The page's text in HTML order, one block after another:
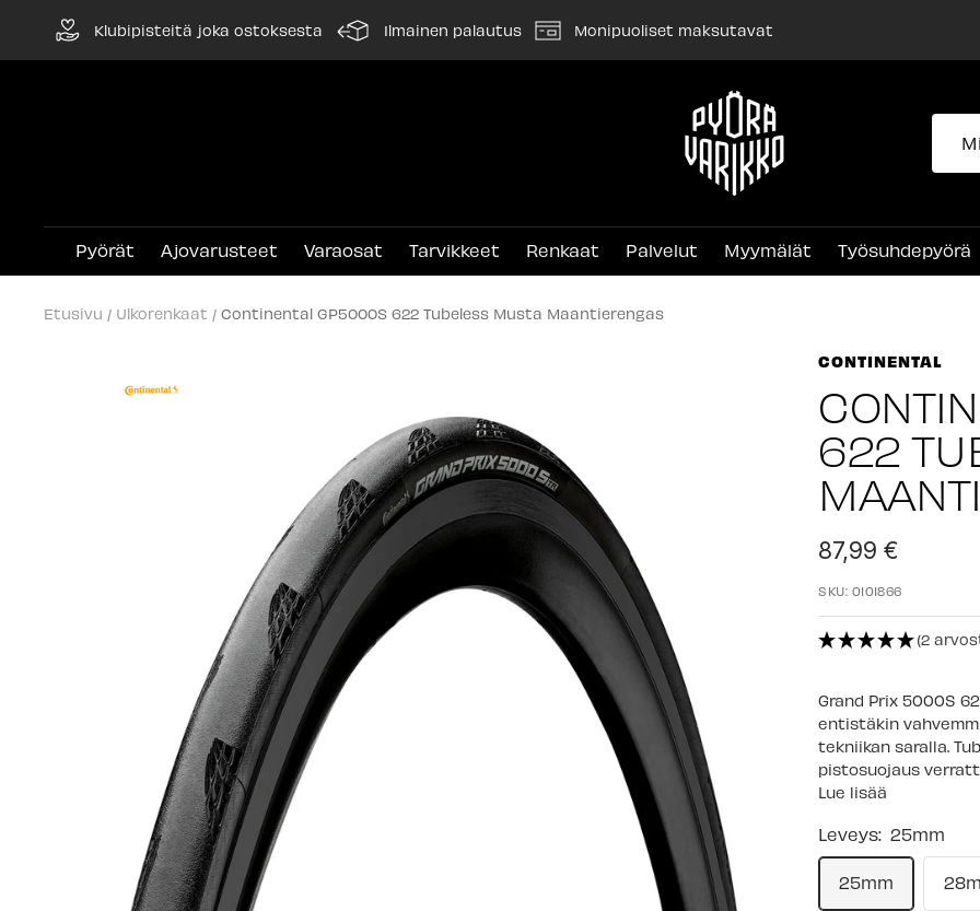
sisältöön
Klubipisteitä joka ostoksesta Ilmainen palautus Monipuoliset maksutavat
Pyörävarikko
Pyörät Ajovarusteet Varaosat Tarvikkeet Renkaat Palvelut Myymälät Työsuhdepyörä
Etusivu Ulkorenkaat Continental GP5000S 622 Tubeless Musta Maantierengas
CONTINENTAL
622
Alennushinta
87,99 €
SKU: 0101866
(2
Grand Prix 5000S
entistäkin
tekniikan saralla.
pistosuojaus
Lue lisää
Leveys: 25mm
25mm